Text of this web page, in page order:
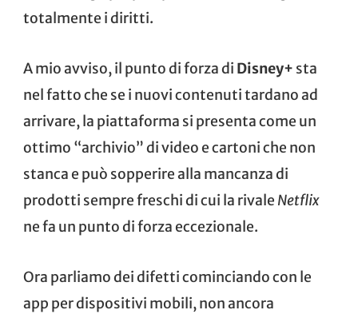
totalmente i diritti.
A mio avviso, il punto di forza di Disney+ sta
nel fatto che se i nuovi contenuti tardano ad
arrivare, la piattaforma si presenta come un
ottimo “archivio” di video e cartoni che non
stanca e può sopperire alla mancanza di
prodotti sempre freschi di cui la rivale Netflix
ne fa un punto di forza eccezionale.
Ora parliamo dei difetti cominciando con le
app per dispositivi mobili, non ancora